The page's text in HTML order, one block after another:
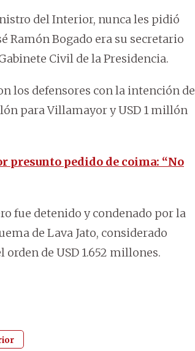
del Interior, nunca les pidió
Ramón Bogado era su secretario
Civil de la Presidencia.
los defensores con la intención de
para Villamayor y USD 1 millón
presunto pedido de coima: “No
fue detenido y condenado por la
de Lava Jato, considerado
de USD 1.652 millones.